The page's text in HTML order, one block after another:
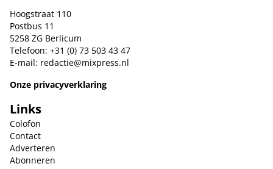
Hoogstraat 110
Postbus 11
5258 ZG Berlicum
Telefoon: +31 (0) 73 503 43 47
E-mail: redactie@mixpress.nl
Onze privacyverklaring
Links
Colofon
Contact
Adverteren
Abonneren